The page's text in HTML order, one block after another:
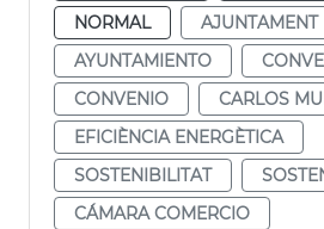
NORMAL
AJUNTAMENT
AYUNTAMIENTO
CONVENIO
CARLOS
EFICIÈNCIA ENERGÈTICA
SOSTENIBILITAT
CÁMARA COMERCIO